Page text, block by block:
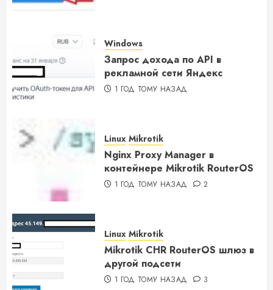
Windows
Запрос дохода по API в
рекламной сети Яндекс
1 ГОД ТОМУ НАЗАД
Linux Mikrotik
Nginx Proxy Manager в
контейнере Mikrotik RouterOS
1 ГОД ТОМУ НАЗАД 2
Linux Mikrotik
Mikrotik CHR RouterOS шлюз в
другой подсети
1 ГОД ТОМУ НАЗАД 3